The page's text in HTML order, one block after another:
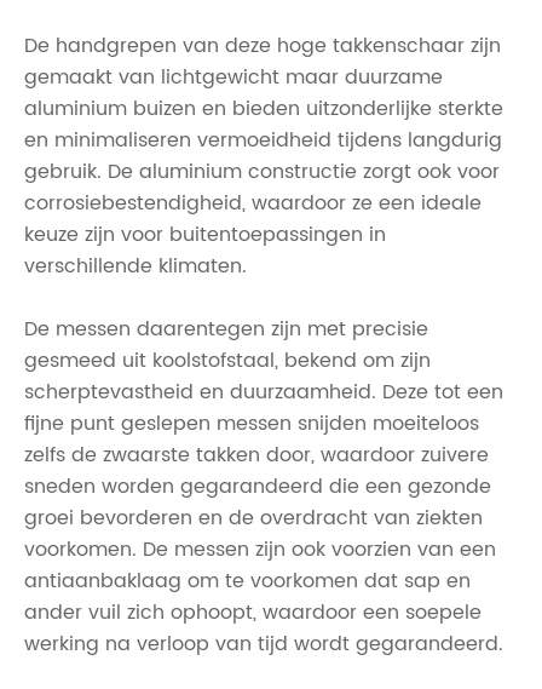
De handgrepen van deze hoge takkenschaar zijn
gemaakt van lichtgewicht maar duurzame
aluminium buizen en bieden uitzonderlijke sterkte
en minimaliseren vermoeidheid tijdens langdurig
gebruik. De aluminium constructie zorgt ook voor
corrosiebestendigheid, waardoor ze een ideale
keuze zijn voor buitentoepassingen in
verschillende klimaten.
De messen daarentegen zijn met precisie
gesmeed uit koolstofstaal, bekend om zijn
scherptevastheid en duurzaamheid. Deze tot een
fijne punt geslepen messen snijden moeiteloos
zelfs de zwaarste takken door, waardoor zuivere
sneden worden gegarandeerd die een gezonde
groei bevorderen en de overdracht van ziekten
voorkomen. De messen zijn ook voorzien van een
antiaanbaklaag om te voorkomen dat sap en
ander vuil zich ophoopt, waardoor een soepele
werking na verloop van tijd wordt gegarandeerd.